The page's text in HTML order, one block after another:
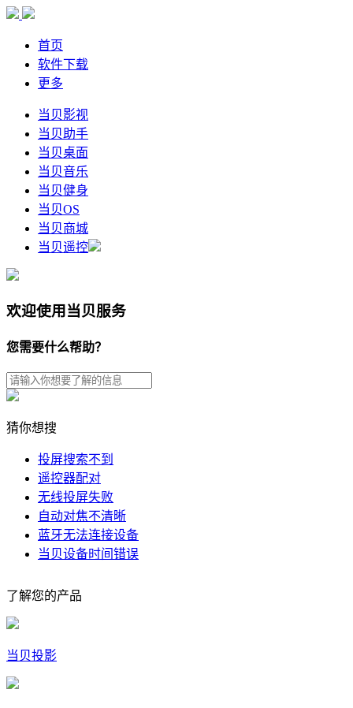
首页
软件下载
更多
当贝影视
当贝助手
当贝桌面
当贝音乐
当贝健身
当贝OS
当贝商城
当贝遥控
欢迎使用当贝服务
您需要什么帮助？
猜你想搜
投屏搜索不到
遥控器配对
无线投屏失败
自动对焦不清晰
蓝牙无法连接设备
当贝设备时间错误
了解您的产品
当贝投影